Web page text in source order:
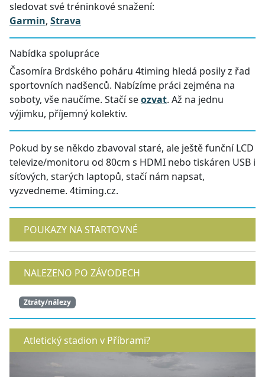
sledovat své tréninkové snažení:
Garmin, Strava
Nabídka spolupráce
Časomíra Brdského poháru 4timing hledá posily z řad
sportovních nadšenců. Nabízíme práci zejména na
soboty, vše naučíme. Stačí seozvat. Až na jednu
výjimku, příjemný kolektiv.
Pokud by se někdo zbavoval staré, ale ještě funční LCD
televize/monitoru od 80cm s HDMI nebo tiskáren USB i
síťových, starých laptopů, stačí nám napsat,
vyzvedneme. 4timing.cz.
POUKAZY NA STARTOVNÉ
NALEZENO PO ZÁVODECH
Ztráty/nálezy
Atletický stadion v Příbrami?